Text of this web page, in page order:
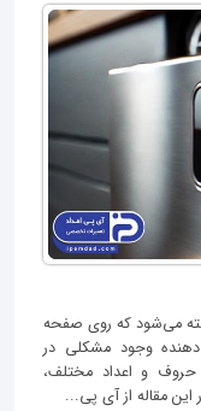
می‌شود که روی صفحه
وجود مشکلی در
حروف و اعداد مختلف،
مقاله از آی پی...